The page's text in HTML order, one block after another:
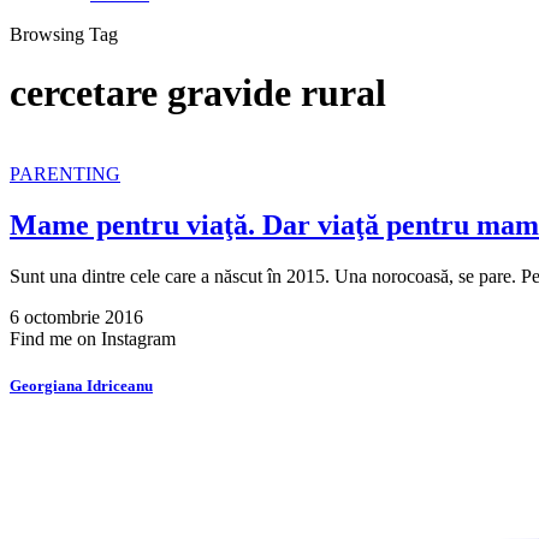
Browsing Tag
cercetare gravide rural
PARENTING
Mame pentru viaţă. Dar viaţă pentru
Sunt una dintre cele care a născut în 2015. Una norocoasă, se pare.
6 octombrie 2016
Find me on Instagram
Georgiana Idriceanu